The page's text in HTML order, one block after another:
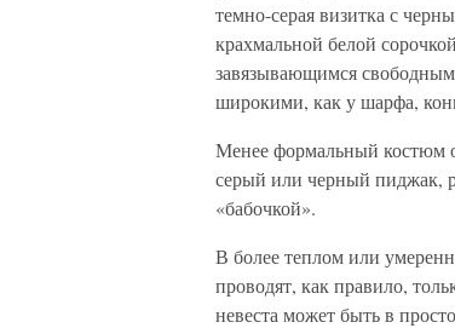
темно-серая визитка с
крахмальной белой
завязывающимся
широкими, как у шарфа,
Менее формальный костюм
серый или черный пиджак,
«бабочкой».
В более теплом или
проводят, как правило,
невеста может быть в